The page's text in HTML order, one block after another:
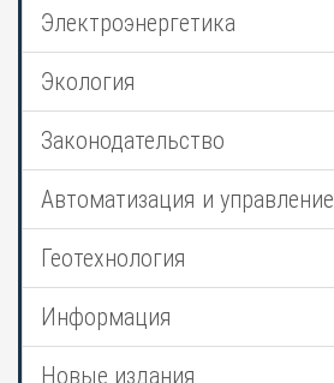
Электроэнергетика
Экология
Законодательство
Автоматизация и управление
Геотехнология
Информация
Новые издания